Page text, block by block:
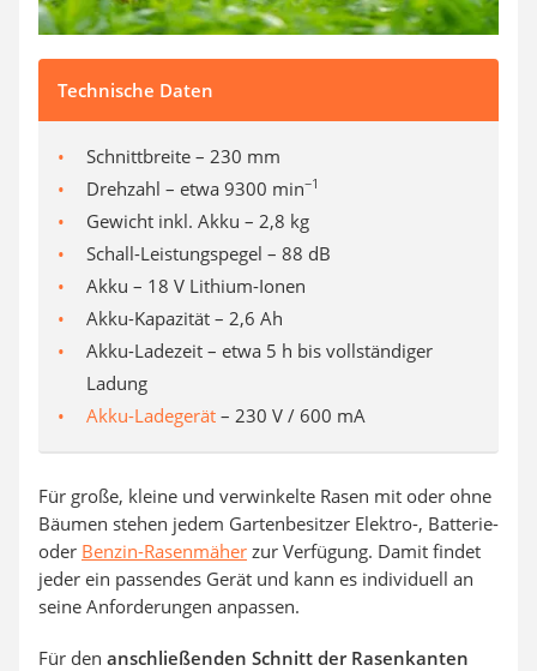
Technische Daten
Schnittbreite – 230 mm
Drehzahl – etwa 9300 min−1
Gewicht inkl. Akku – 2,8 kg
Schall-Leistungspegel – 88 dB
Akku – 18 V Lithium-Ionen
Akku-Kapazität – 2,6 Ah
Akku-Ladezeit – etwa 5 h bis vollständiger
Ladung
Akku-Ladegerät – 230 V / 600 mA
Für große, kleine und verwinkelte Rasen mit oder ohne
Bäumen stehen jedem Gartenbesitzer Elektro-, Batterie-
oder Benzin-Rasenmäher zur Verfügung. Damit findet
jeder ein passendes Gerät und kann es individuell an
seine Anforderungen anpassen.
Für den anschließenden Schnitt der Rasenkanten